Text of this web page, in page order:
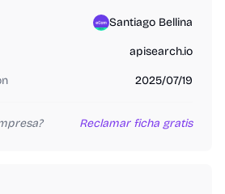
Santiago Bellina
apisearch.io
2025/07/19
Reclamar ficha gratis